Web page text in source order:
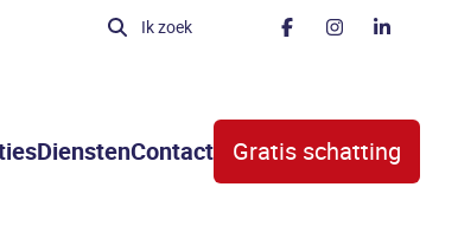
Ik zoek
DienstenContact Gratis schatting